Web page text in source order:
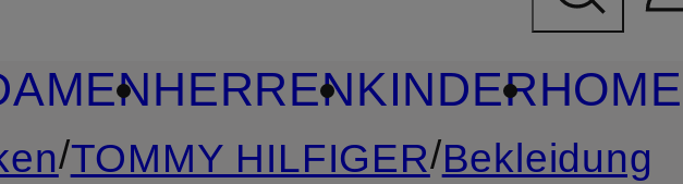
HERRENKINDER
/TOMMY HILFIGER/Bekleidung